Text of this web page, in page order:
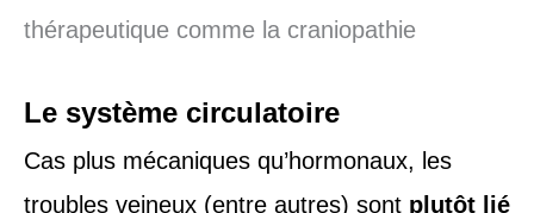
thérapeutique comme la craniopathie
Le système circulatoire
Cas plus mécaniques qu’hormonaux, les
troubles veineux (entre autres) sont plutôt lié